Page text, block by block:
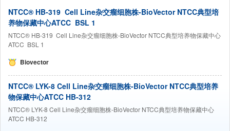
NTCC® HB-319 Cell Line杂交瘤细胞株-BioVector NTCC典型培
养物保藏中心ATCC BSL 1
NTCC® HB-319 Cell Line杂交瘤细胞株-BioVector NTCC典型培养物保藏中心
ATCC BSL 1
Biovector
NTCC® LYK-8 Cell Line杂交瘤细胞株-BioVector NTCC典型培养
物保藏中心ATCC HB-312
NTCC® LYK-8 Cell Line杂交瘤细胞株-BioVector NTCC典型培养物保藏中心
ATCC HB-312